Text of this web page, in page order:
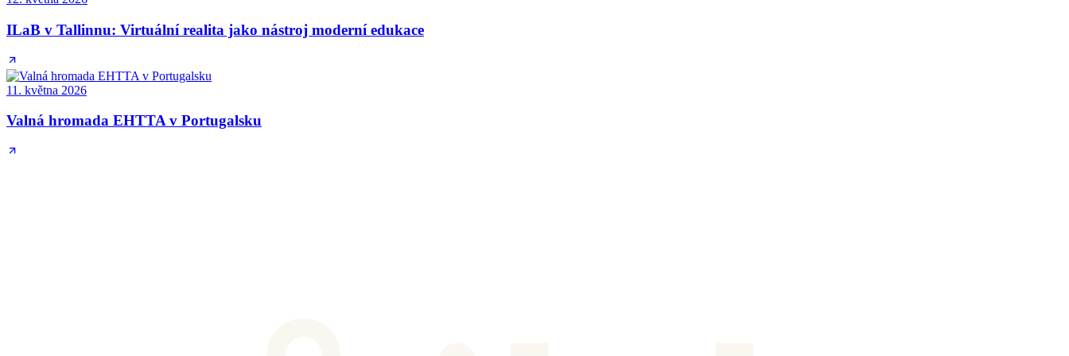
ILaB v Tallinnu: Virtuální realita jako nástroj moderní edukace
11. května 2026
Valná hromada EHTTA v Portugalsku